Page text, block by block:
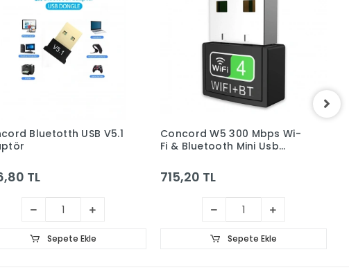
Bluetotth USB V5.1
TL
Sepete Ekle
Concord W5 300 Mbps Wi-
Fi & Bluetooth Mini Usb
Wifi ve Bluetooth Adaptör
715,20 TL
Sepete Ekle